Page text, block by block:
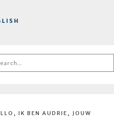
IK BEN AUDRIE, JOUW